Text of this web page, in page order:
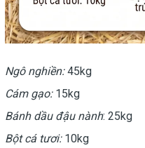
Ngô nghiền:45kg
Cám gạo: 15kg
Bánh dầu đậu nành: 25kg
Bột cá tươi: 10kg